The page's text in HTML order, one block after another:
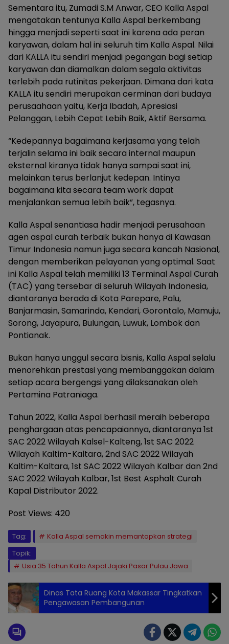
Sementara itu, Zumadi S.M Anwar, CEO Kalla Aspal
mengatakan tentunya Kalla Aspal berkembang
hingga menjadi seperti saat ini karena ada peran
karyawan, dalam hal ini seluruh tim Kalla Aspal. Nilai
dari KALLA itu sendiri menjadi pegangan bagi setiap
karyawan dan diamalkan dalam segala aktivitas
terlebih pada rutinitas pekerjaan. Dimana dari kata
KALLA itu sendiri merupakan cerminan dari budaya
perusaahaan yaitu, Kerja Ibadah, Apresiasi
Pelanggan, Lebih Cepat Lebih Baik, Aktif Bersama.
“Kedepannya bagaimana kerjasama yang telah
terjalin selama ini baik secara internal maupun
eksternal kiranya tidak hanya sampai saat ini,
melainkan terus berlanjut kedepan. Intinya
bagaimana kita secara team work dapat
menjalankan semua lebih baik”, tegasnya.
Kalla Aspal senantiasa hadir menjadi perusahaan
agen aspal curah terbaik bukan hanya di Kawasan
Timur Indonesia namun juga secara kancah Nasional,
dengan memberikan pelayanan yang optimal. Saat
ini Kalla Aspal telah memiliki 13 Terminal Aspal Curah
(TAC) yang tersebar di seluruh Wilayah Indonesia,
diantaranya berada di Kota Parepare, Palu,
Banjarmasin, Samarinda, Kendari, Gorontalo, Mamuju,
Sorong, Jayapura, Bulungan, Luwuk, Lombok dan
Pontianak.
Bukan hanya unggul secara bisnis, Kalla Aspal selalu
menorehkan prestasi yang membanggakan dalam
setiap acara bergengsi yang dilaksanakan oleh
Pertamina Patraniaga.
Tahun 2022, Kalla Aspal berhasil meraih beberapa
penghargaan atas pencapaiannya, diantaranya 1st
SAC 2022 Wilayah Kalsel-Kalteng, 1st SAC 2022
Wilayah Kaltim-Kaltara, 2nd SAC 2022 Wilayah
Kaltim-Kaltara, 1st SAC 2022 Wilayah Kalbar dan 2nd
SAC 2022 Wilayah Kalbar, 1st Best Asphalt Curah
Kapal Distributor 2022.
Post Views: 420
Tag:
Kalla Aspal semakin memantapkan strategi
Topik:
Usia 35 Tahun Kalla Aspal Jajaki Pasar Pulau Jawa
Dinas Tata Ruang Kota Makassar Tingkatkan
Pengawasan Pembangunan